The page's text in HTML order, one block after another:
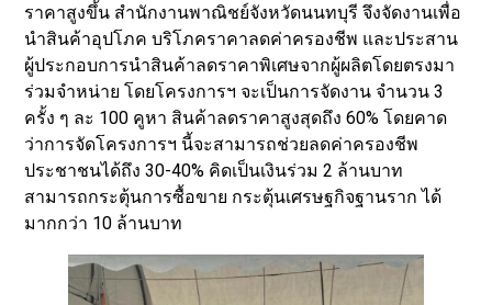
ราคาสูงขึ้น สำนักงานพาณิชย์จังหวัดนนทบุรี จึงจัดงานเพื่อ
นำสินค้าอุปโภค บริโภคราคาลดค่าครองชีพ และประสาน
ผู้ประกอบการนำสินค้าลดราคาพิเศษจากผู้ผลิตโดยตรงมา
ร่วมจำหน่าย โดยโครงการฯ จะเป็นการจัดงาน จำนวน 3
ครั้ง ๆ ละ 100 คูหา สินค้าลดราคาสูงสุดถึง 60% โดยคาด
ว่าการจัดโครงการฯ นี้จะสามารถช่วยลดค่าครองชีพ
ประชาชนได้ถึง 30-40% คิดเป็นเงินร่วม 2 ล้านบาท
สามารถกระตุ้นการซื้อขาย กระตุ้นเศรษฐกิจฐานราก ได้
มากกว่า 10 ล้านบาท